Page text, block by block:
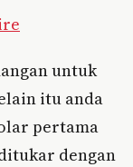
untuk
itu anda
pertama
dengan